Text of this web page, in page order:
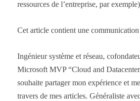
ressources de l’entreprise, par
Cet article contient une
Ingénieur système et réseau,
Microsoft MVP “Cloud and
souhaite partager mon expérience et
travers de mes articles. Généraliste